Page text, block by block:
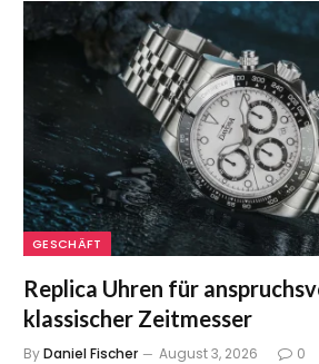
GESCHÄFT
Replica Uhren für
klassischer Zeitmesser
ByDaniel Fischer August 3, 2026 0